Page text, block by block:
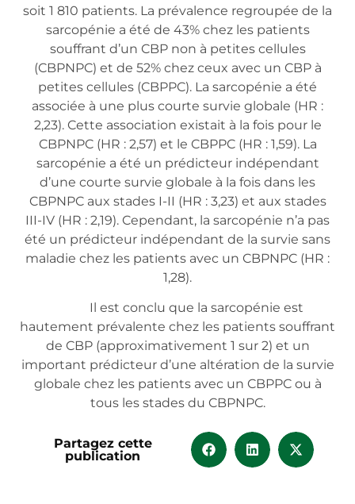
soit 1 810 patients. La prévalence regroupée de la
sarcopénie a été de 43% chez les patients
souffrant d’un CBP non à petites cellules
(CBPNPC) et de 52% chez ceux avec un CBP à
petites cellules (CBPPC). La sarcopénie a été
associée à une plus courte survie globale (HR :
2,23). Cette association existait à la fois pour le
CBPNPC (HR : 2,57) et le CBPPC (HR : 1,59). La
sarcopénie a été un prédicteur indépendant
d’une courte survie globale à la fois dans les
CBPNPC aux stades I-II (HR : 3,23) et aux stades
III-IV (HR : 2,19). Cependant, la sarcopénie n’a pas
été un prédicteur indépendant de la survie sans
maladie chez les patients avec un CBPNPC (HR :
1,28).
Il est conclu que la sarcopénie est
hautement prévalente chez les patients souffrant
de CBP (approximativement 1 sur 2) et un
important prédicteur d’une altération de la survie
globale chez les patients avec un CBPPC ou à
tous les stades du CBPNPC.
Partagez cette
publication